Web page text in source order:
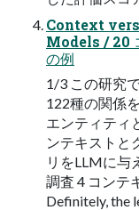
Context
Models / 20
の例
1/3 この研究
122種の関係
エンティティ
ンテキスト
リをLLMに与
調査 4 コンテ
Definitely, the